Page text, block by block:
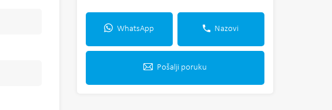
WhatsApp Nazovi
Pošalji poruku